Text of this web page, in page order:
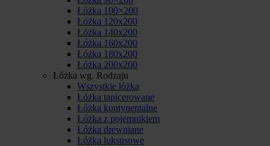
Łóżka 100×200
Łóżka 120x200
Łóżka 140x200
Łóżka 160x200
Łóżka 180x200
Łóżka 200x200
Łóżka wg. Rodzaju
Wszystkie łóżka
Łóżka tapicerowane
Łóżka kontynentalne
Łóżka z pojemnikiem
Łóżka drewniane
Łóżka luksusowe